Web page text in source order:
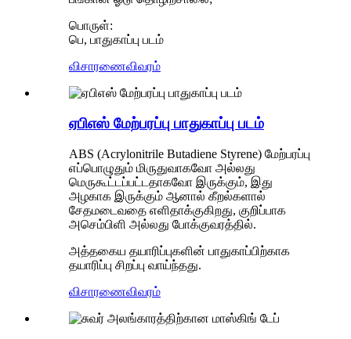
பொருள்:
பெ, பாதுகாப்பு படம்
விசாரணைவிவரம்
ஏபிஎஸ் மேற்பரப்பு பாதுகாப்பு படம்
ABS (Acrylonitrile Butadiene Styrene) மேற்பரப்பு
எப்பொழுதும் மிருதுவாகவோ அல்லது
மெருகூட்டப்பட்டதாகவோ இருக்கும், இது
அழகாக இருக்கும் ஆனால் கீறல்களால்
சேதமடைவதை எளிதாக்குகிறது, குறிப்பாக
அசெம்பிளி அல்லது போக்குவரத்தில்.
அத்தகைய தயாரிப்புகளின் பாதுகாப்பிற்காக
தயாரிப்பு சிறப்பு வாய்ந்தது.
விசாரணைவிவரம்